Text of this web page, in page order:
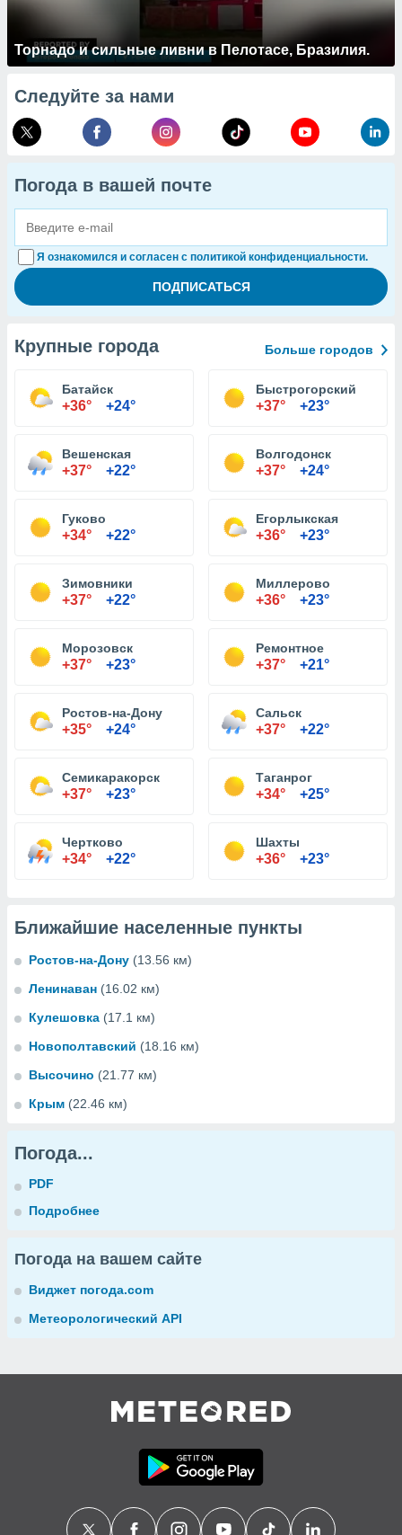
Торнадо и сильные ливни в Пелотасе, Бразилия.
Следуйте за нами
Погода в вашей почте
Я ознакомился и согласен с политикой конфиденциальности.
Крупные города Больше городов
Батайск
+36° +24°
Быстрогорский
+37° +23°
Вешенская
+37° +22°
Волгодонск
+37° +24°
Гуково
+34° +22°
Егорлыкская
+36° +23°
Зимовники
+37° +22°
Миллерово
+36° +23°
Морозовск
+37° +23°
Ремонтное
+37° +21°
Ростов-на-Дону
+35° +24°
Сальск
+37° +22°
Семикаракорск
+37° +23°
Таганрог
+34° +25°
Чертково
+34° +22°
Шахты
+36° +23°
Ближайшие населенные пункты
Ростов-на-Дону (13.56 км)
Ленинаван (16.02 км)
Кулешовка (17.1 км)
Новополтавский (18.16 км)
Высочино (21.77 км)
Крым (22.46 км)
Погода...
PDF
Подробнее
Погода на вашем сайте
Виджет погода.com
Метеорологический API